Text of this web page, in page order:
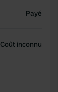
Payé
Coût inconnu